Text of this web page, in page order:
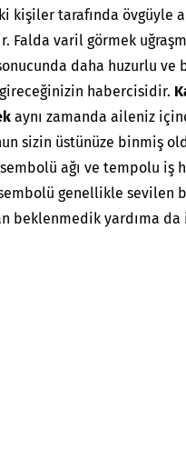
kişiler tarafında övgüyle
Falda varil görmek
daha huzurlu ve
habercisidir.
aynı zamanda aileniz
sizin üstünüze binmiş
ağı ve tempolu iş
genellikle sevilen
beklenmedik yardıma